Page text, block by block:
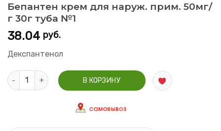
Бепантен крем для наруж. прим. 50мг/
г 30г туба №1
38.04 руб.
Декспантенол
Количество Бепантен крем для наруж. прим. 50мг/г 30г туба
В КОРЗИНУ